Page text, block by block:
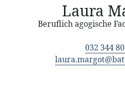
Laura
Beruflich agogische
032 344